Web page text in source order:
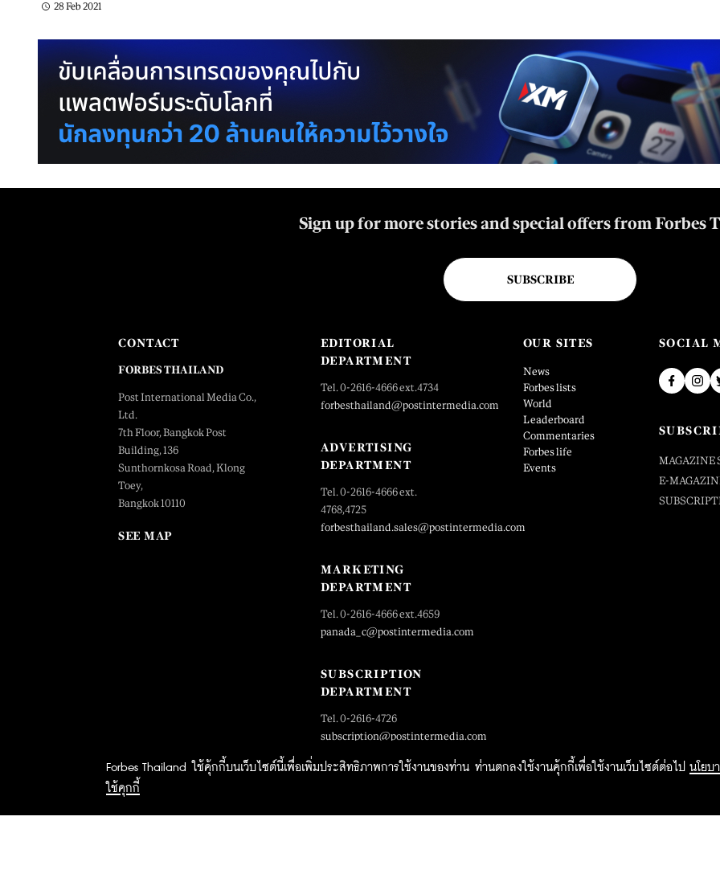
28 Feb 2021
Forbes Thailand ใช้คุ้กกี้บนเว็บไซต์นี้เพื่อเพิ่มประสิทธิภาพการใช้งานของท่าน ท่านตกลงใช้งานคุ้กกี้เพื่อใช้งานเว็บไซต์ต่อไป
นโยบ
ใช้คุกกี้
Sign up for more stories and special offers from Forbes
SUBSCRIBE
CONTACT
FORBES THAILAND
Post International Media Co.,
Ltd.
7th Floor, Bangkok Post
Building, 136
Sunthornkosa Road, Klong
Toey,
Bangkok 10110
SEE MAP
EDITORIAL
DEPARTMENT
Tel. 0-2616-4666 ext.4734
forbesthailand@postintermedia.com
ADVERTISING
DEPARTMENT
Tel. 0-2616-4666 ext.
4768,4725
forbesthailand.sales@postintermedia.com
MARKETING
DEPARTMENT
Tel. 0-2616-4666 ext.4659
panada_c@postintermedia.com
SUBSCRIPTION
DEPARTMENT
Tel. 0-2616-4726
subscription@postintermedia.com
OUR SITES
News
Forbes lists
World
Leaderboard
Commentaries
Forbes life
Events
SOCIAL
MAGAZINE
E-